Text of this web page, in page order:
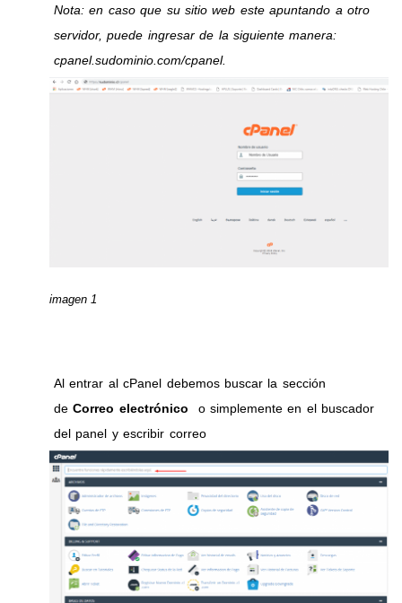
Nota: en caso que su sitio web este apuntando a otro
servidor, puede ingresar de la siguiente manera:
cpanel.sudominio.com/cpanel.
imagen 1
Al entrar al cPanel debemos buscar la sección
deCorreo electrónico o simplemente en el buscador
del panel y escribir correo